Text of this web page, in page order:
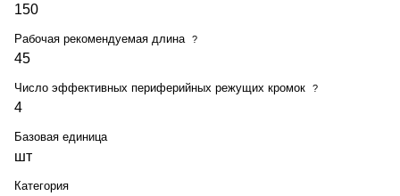
150
Рабочая рекомендуемая длина ?
45
Число эффективных периферийных режущих кромок ?
4
Базовая единица
шт
Категория